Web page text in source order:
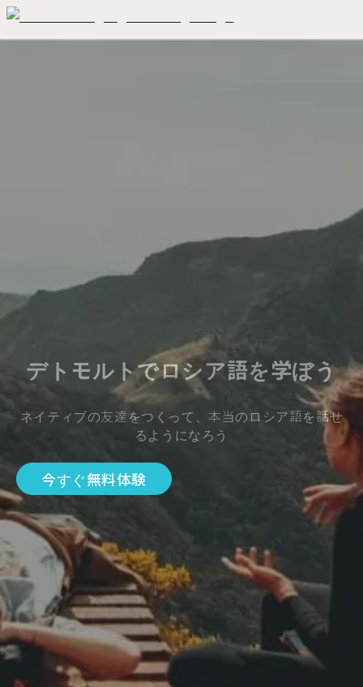
デトモルトでロシア語を学ぼう
ネイティブの友達をつくって、本当のロシア語を話せ
るようになろう
今すぐ無料体験